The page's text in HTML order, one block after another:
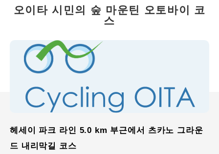
오이타 시민의 숲 마운틴 오토바이 코
스
헤세이 파크 라인 5.0 km 부근에서 츠카노 그라운
드 내리막길 코스